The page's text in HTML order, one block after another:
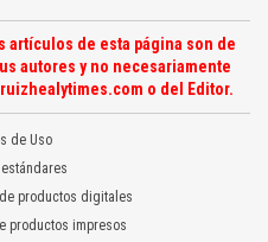
artículos de esta página son de
autores y no necesariamente
o del Editor.
de Uso
productos digitales
productos impresos